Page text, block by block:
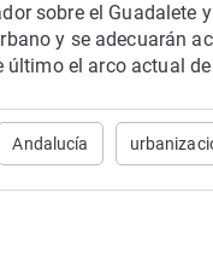
sobre el Guadalete
y se adecuarán
último el arco actual
Andalucía